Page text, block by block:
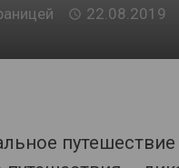
22.08.2019